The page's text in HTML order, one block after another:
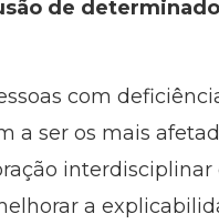
de
com
a ser os mais
a